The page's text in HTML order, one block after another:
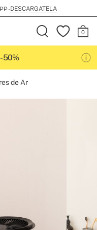
-DESCARGATELA
-50%
de Ar